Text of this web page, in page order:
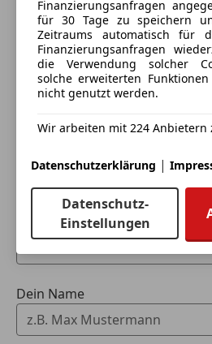
Innenspiegel automatisch
Katalysator
Pannenkit
Sprachsteuerung
Touchscreen
Eintauschwagen: Kaufen und
Ich möchte mein Auto in
(unverbindlich).
Fahrzeugdaten hinzufügen
Dein Name
Finanzierungsanfragen
für 30 Tage zu speichern
Zeitraums automatisch für
Finanzierungsanfragen
die Verwendung solcher
solche erweiterten
nicht genutzt werden.
Wir arbeiten mit 224 Anbietern
Datenschutzerklärung |
Datenschutz-
Einstellungen